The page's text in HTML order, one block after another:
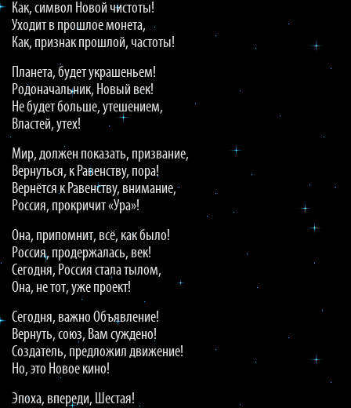
Как, символ Новой чистоты!
Уходит в прошлое монета,
Как, признак прошлой, частоты!
Планета, будет украшеньем!
Родоначальник, Новый век!
Не будет больше, утешением,
Властей, утех!
Мир, должен показать, призвание,
Вернуться, к Равенству, пора!
Вернётся к Равенству, внимание,
Россия, прокричит «Ура»!
Она, припомнит, всё, как было!
Россия, продержалась, век!
Сегодня, Россия стала тылом,
Она, не тот, уже проект!
Сегодня, важно Объявление!
Вернуть, союз, Вам суждено!
Создатель, предложил движение!
Но, это Новое кино!
Эпоха, впереди, Шестая!